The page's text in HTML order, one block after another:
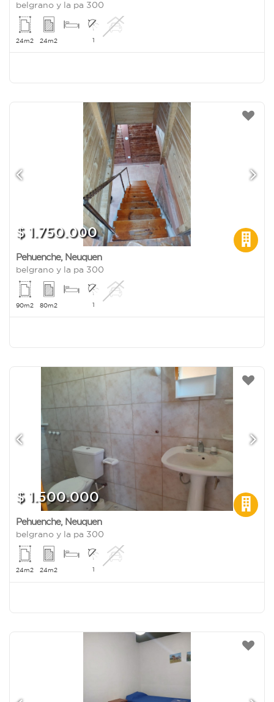
belgrano y la pa 300
24m2 24m2 1
$ 1.750.000
Pehuenche, Neuquen
belgrano y la pa 300
90m2 80m2 1
$ 1.500.000
Pehuenche, Neuquen
belgrano y la pa 300
24m2 24m2 1